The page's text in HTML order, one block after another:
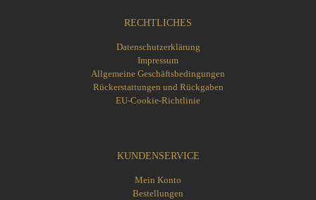
RECHTLICHES
Datenschutzerklärung
Impressum
Allgemeine Geschäftsbedingungen
Rückerstattungen und Rückgaben
EU-Cookie-Richtlinie
KUNDENSERVICE
Mein Konto
Bestellungen